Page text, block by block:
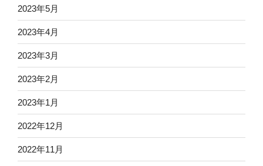
2023年5月
2023年4月
2023年3月
2023年2月
2023年1月
2022年12月
2022年11月